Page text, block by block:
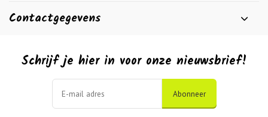
Contactgegevens
Schrijf je hier in voor onze nieuwsbrief!
Abonneer